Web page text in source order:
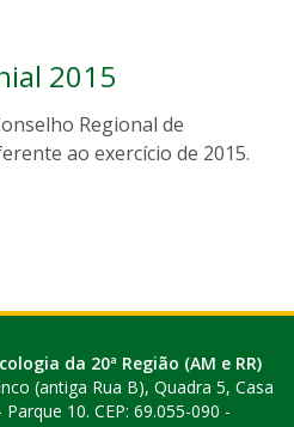
2015
Regional de
ao exercício de 2015.
da 20ª Região (AM e RR)
(antiga Rua B), Quadra 5, Casa
10. CEP: 69.055-090 -